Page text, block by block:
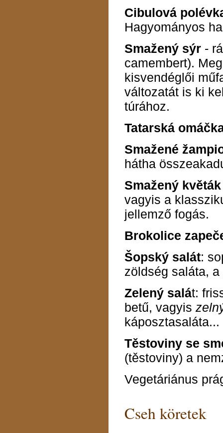
Cibulová
Hagyományos
Smažený sýr-
camembert).
kisvendéglői
változatát is ki
túrához.
Tatarská
Smažené
hátha
Smažený
vagyis a
jellemző fogás.
Brokolice
Šopský salát:
zöldség saláta,
Zelený salát:
betű, vagyis
káposztasaláta...
Těstoviny se
(těstoviny) a
Vegetáriánus
Cseh köretek